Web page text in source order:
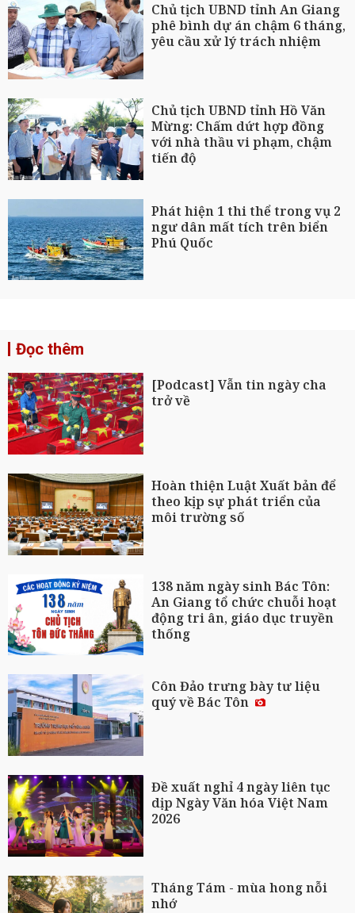
Chủ tịch UBND tỉnh An Giang
phê bình dự án chậm 6 tháng,
yêu cầu xử lý trách nhiệm
Chủ tịch UBND tỉnh Hồ Văn
Mừng: Chấm dứt hợp đồng
với nhà thầu vi phạm, chậm
tiến độ
Phát hiện 1 thi thể trong vụ 2
ngư dân mất tích trên biển
Phú Quốc
Đọc thêm
[Podcast] Vẫn tin ngày cha
trở về
Hoàn thiện Luật Xuất bản để
theo kịp sự phát triển của
môi trường số
138 năm ngày sinh Bác Tôn:
An Giang tổ chức chuỗi hoạt
động tri ân, giáo dục truyền
thống
Côn Đảo trưng bày tư liệu
quý về Bác Tôn
Đề xuất nghỉ 4 ngày liên tục
dịp Ngày Văn hóa Việt Nam
2026
Tháng Tám - mùa hong nỗi
nhớ